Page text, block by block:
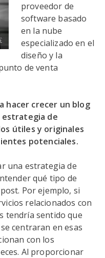
proveedor de
software basado
en la nube
especializado en el
diseño y la
de venta
hacer crecer un blog
estrategia de
útiles y originales
potenciales.
una estrategia de
qué tipo de
Por ejemplo, si
relacionados con
tendría sentido que
centraran en esas
con los
Al proporcionar